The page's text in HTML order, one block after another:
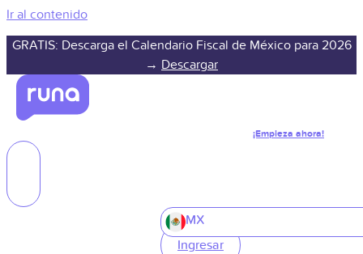
Ir al contenido
GRATIS: Descarga el Calendario Fiscal de México para 2026
→ Descargar
¡Empieza ahora!
MX
Ingresar